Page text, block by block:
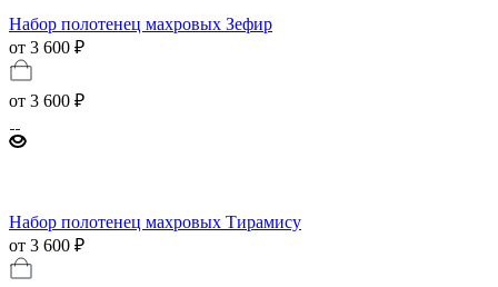
Набор полотенец махровых Зефир
от 3 600 ₽
от 3 600 ₽
Набор полотенец махровых Тирамису
от 3 600 ₽